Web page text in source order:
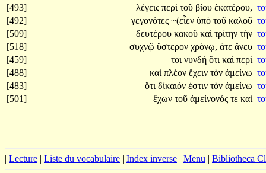
[493]
λέγεις περὶ τοῦ βίου ἑκατέρου,
[492]
γεγονότες ~(εἶεν ὑπὸ τοῦ καλοῦ
[509]
δευτέρου κακοῦ καὶ τρίτην τὴν
[518]
συχνῷ ὕστερον χρόνῳ, ἅτε ἄνευ
[459]
τοι νυνδὴ ὅτι καὶ περὶ
[488]
καὶ πλέον ἔχειν τὸν ἀμείνω
[483]
ὅτι δίκαιόν ἐστιν τὸν ἀμείνω
[501]
ἔχων τοῦ ἀμείνονός τε καὶ
| Lecture | Liste du vocabulaire | Index inverse | Menu | Bibliotheca